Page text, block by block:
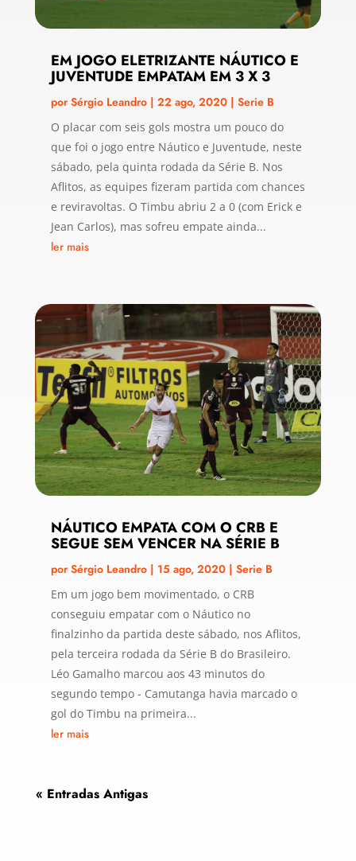
EM JOGO ELETRIZANTE NÁUTICO E
JUVENTUDE EMPATAM EM 3 X 3
porSérgio Leandro| 22 ago, 2020| Serie B
O placar com seis gols mostra um pouco do
que foi o jogo entre Náutico e Juventude, neste
sábado, pela quinta rodada da Série B. Nos
Aflitos, as equipes fizeram partida com chances
e reviravoltas. O Timbu abriu 2 a 0 (com Erick e
Jean Carlos), mas sofreu empate ainda...
ler mais
NÁUTICO EMPATA COM O CRB E
SEGUE SEM VENCER NA SÉRIE B
porSérgio Leandro| 15 ago, 2020| Serie B
Em um jogo bem movimentado, o CRB
conseguiu empatar com o Náutico no
finalzinho da partida deste sábado, nos Aflitos,
pela terceira rodada da Série B do Brasileiro.
Léo Gamalho marcou aos 43 minutos do
segundo tempo - Camutanga havia marcado o
gol do Timbu na primeira...
ler mais
« Entradas Antigas